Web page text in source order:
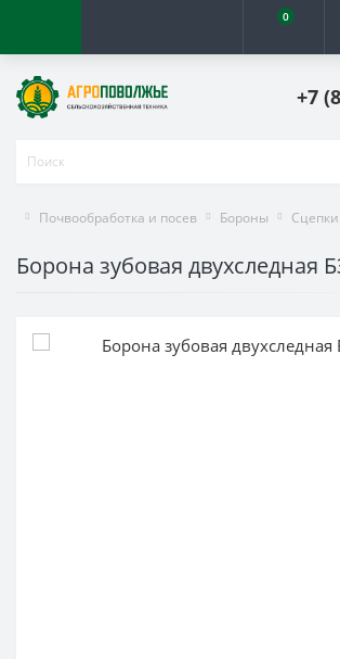
0
+7
Почвообработка и посев Бороны
Борона зубовая двухследная